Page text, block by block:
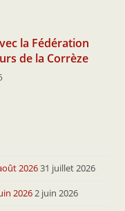
la Fédération
de la Corrèze
202631 juillet 2026
20262 juin 2026